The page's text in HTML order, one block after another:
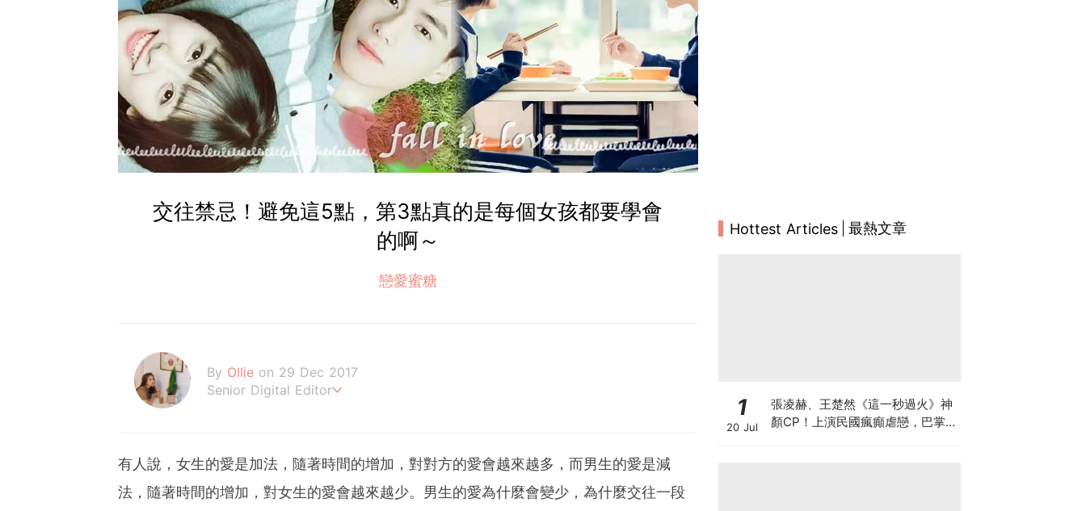
交往禁忌！避免這5點，第3點真的是每個女孩都要學會
的啊～
戀愛蜜糖
By Ollie on 29 Dec 2017
Senior Digital Editor
​​有人說，女生的愛是加法，隨著時間的增加，對對方的愛會越來越多，而男生的愛是減
法，隨著時間的增加，對女生的愛會越來越少。男生的愛為什麼會變少，為什麼交往一段
Hottest Articles 最熱文章
1
20 Jul
張凌赫、王楚然《這一秒過火》神
顏CP！上演民國瘋癲虐戀，巴掌